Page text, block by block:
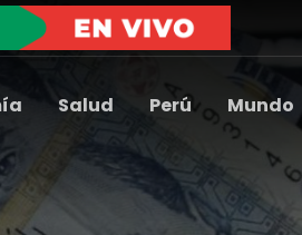
Salud Perú Mundo